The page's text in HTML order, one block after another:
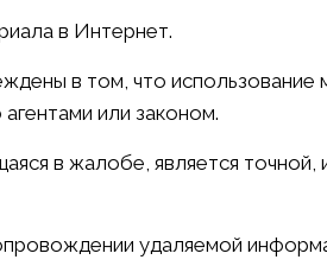
в Интернет.
в том, что использование
или законом.
в жалобе, является
удаляемой